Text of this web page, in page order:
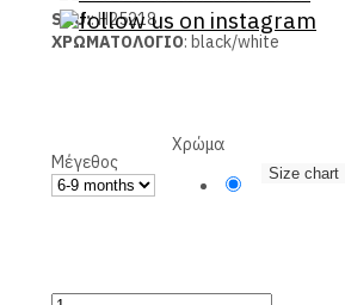
SKU::H25218
ΧΡΩΜΑΤΟΛΟΓΙΟ: black/white
Μέγεθος
Χρώμα
BlackSize chart